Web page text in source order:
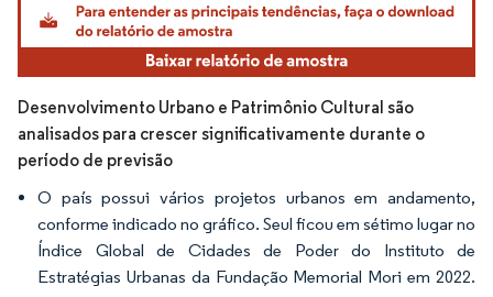
Desenvolvimento Urbano e Patrimônio Cultural são
analisados para crescer significativamente durante o
período de previsão
O país possui vários projetos urbanos em andamento,
conforme indicado no gráfico. Seul ficou em sétimo lugar no
Índice Global de Cidades de Poder do Instituto de
Estratégias Urbanas da Fundação Memorial Mori em 2022.